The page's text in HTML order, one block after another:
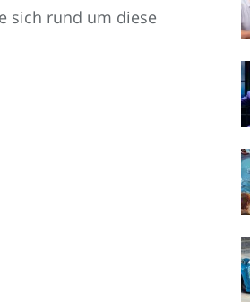
sich rund um diese